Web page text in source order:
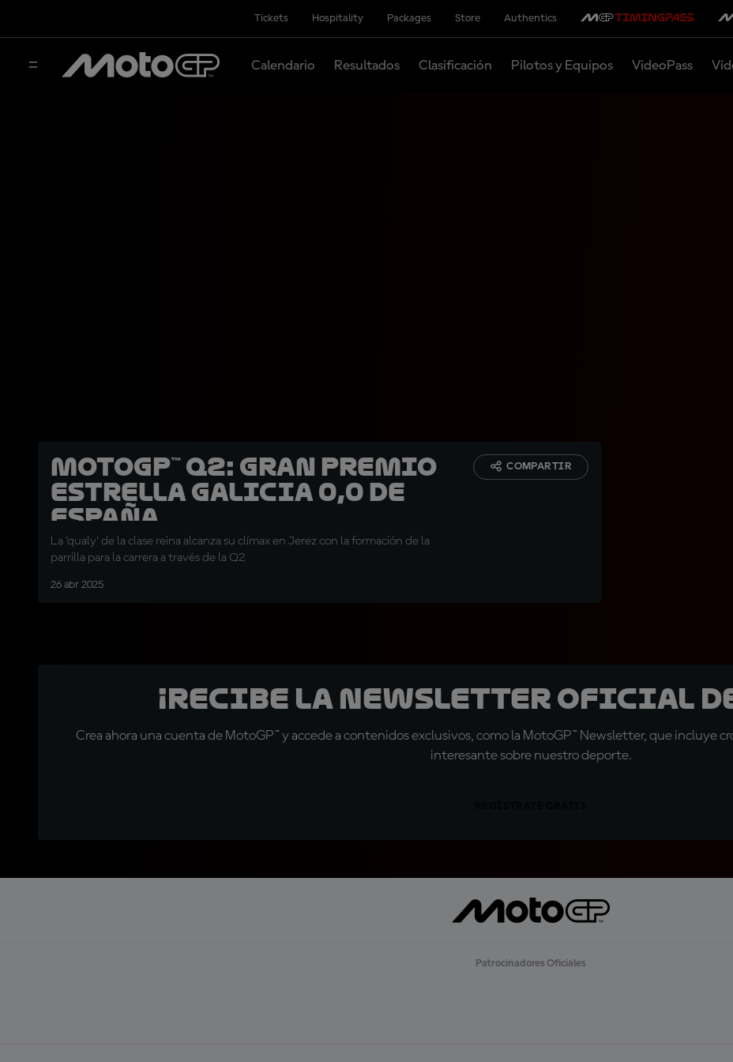
Tickets Hospitality Packages Store Authentics
Calendario Resultados Clasificación Pilotos y Equipos VideoPass
MotoGP™ Q2: Gran Premio
Estrella Galicia 0,0 de
España
La 'qualy' de la clase reina alcanza su clímax en Jerez con la formación de la
parrilla para la carrera a través de la Q2
26 abr 2025
COMPARTIR
¡Recibe la Newsletter oficial de
Crea ahora una cuenta de MotoGP™ y accede a contenidos exclusivos, como la MotoGP™ Newsletter, que incluye
interesante sobre nuestro deporte.
Patrocinadores Oficiales